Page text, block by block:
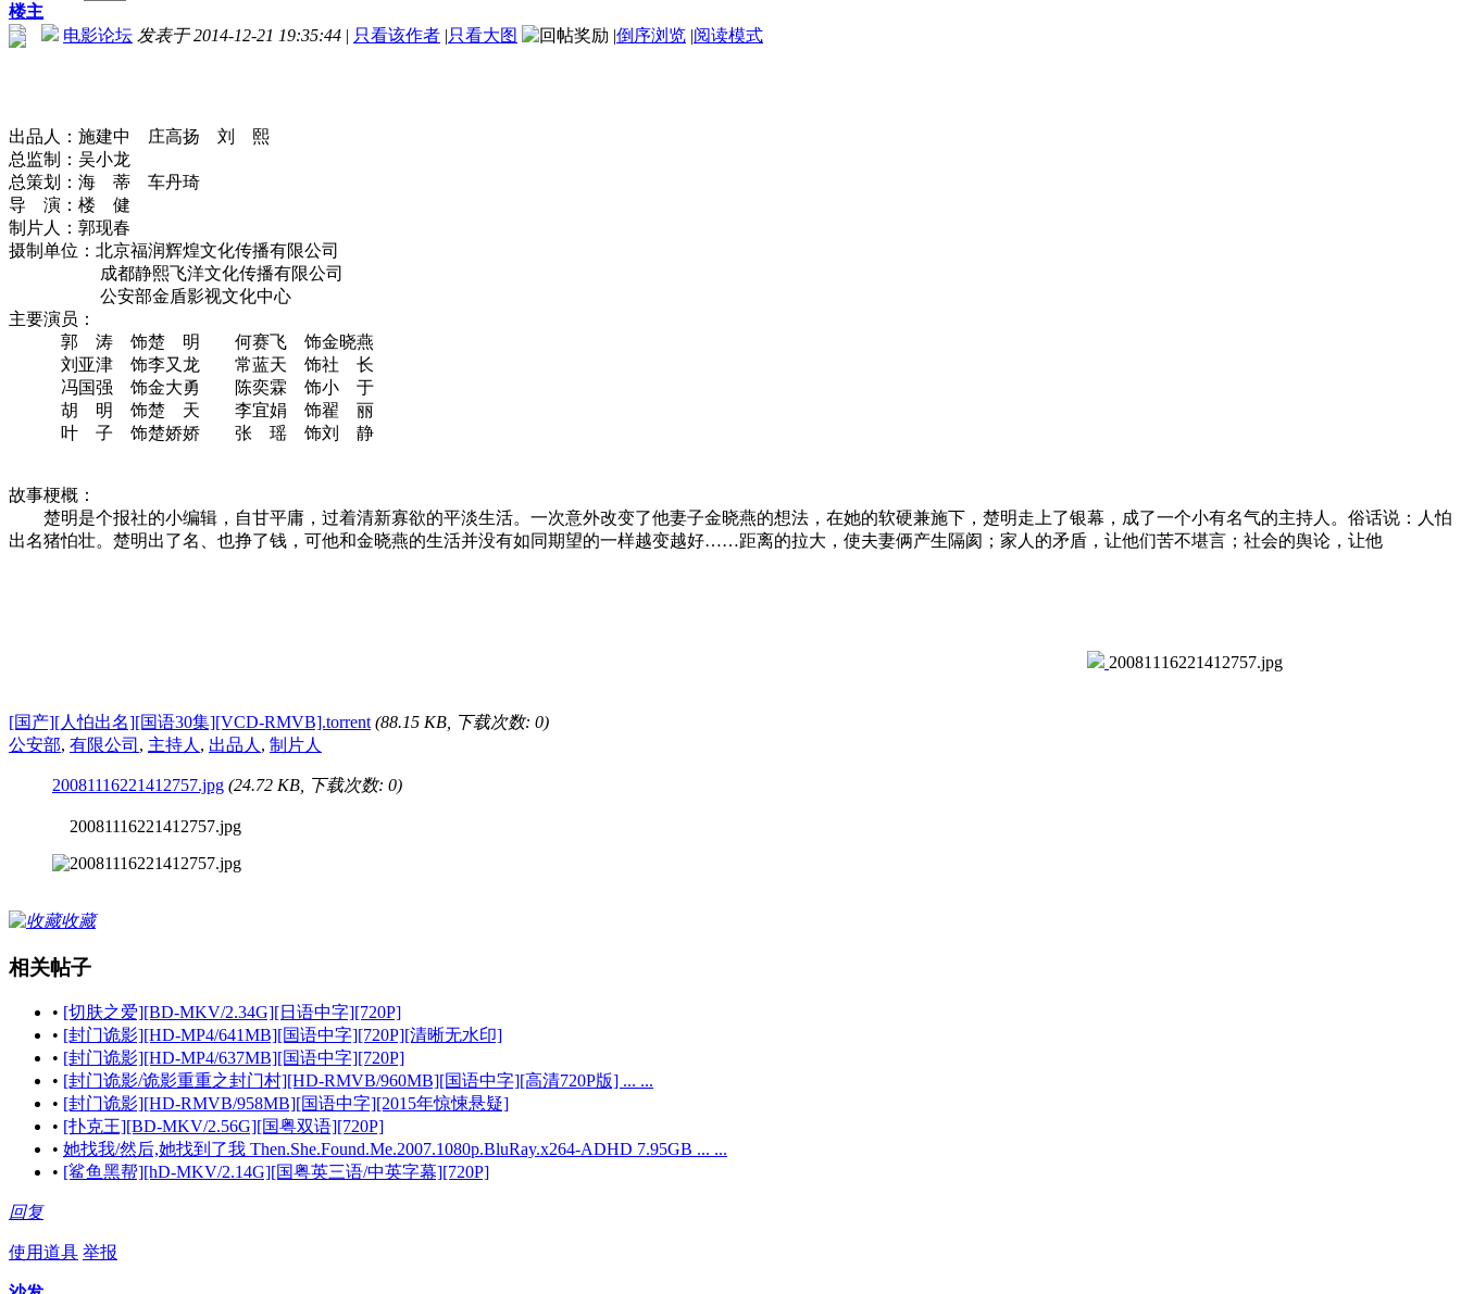
楼主
电影论坛 发表于 2014-12-21 19:35:44 | 只看该作者 |只看大图 |倒序浏览 |阅读模式
出品人：施建中 庄高扬 刘 熙
总监制：吴小龙
总策划：海 蒂 车丹琦
导 演：楼 健
制片人：郭现春
摄制单位：北京福润辉煌文化传播有限公司
成都静熙飞洋文化传播有限公司
公安部金盾影视文化中心
主要演员：
郭 涛 饰楚 明 何赛飞 饰金晓燕
刘亚津 饰李又龙 常蓝天 饰社 长
冯国强 饰金大勇 陈奕霖 饰小 于
胡 明 饰楚 天 李宜娟 饰翟 丽
叶 子 饰楚娇娇 张 瑶 饰刘 静
故事梗概：
楚明是个报社的小编辑，自甘平庸，过着清新寡欲的平淡生活。一次意外改变了他妻子金晓燕的想法，在她的软硬兼施下，楚明走上了银幕，成了一个小有名气的主持人。俗话说：人怕
出名猪怕壮。楚明出了名、也挣了钱，可他和金晓燕的生活并没有如同期望的一样越变越好……距离的拉大，使夫妻俩产生隔阂；家人的矛盾，让他们苦不堪言；社会的舆论，让他
20081116221412757.jpg
[国产][人怕出名][国语30集][VCD-RMVB].torrent (88.15 KB, 下载次数: 0)
公安部, 有限公司 , 主持人 , 出品人 , 制片人
20081116221412757.jpg (24.72 KB, 下载次数: 0)
20081116221412757.jpg
收藏
相关帖子
• [切肤之爱][BD-MKV/2.34G][日语中字][720P]
• [封门诡影][HD-MP4/641MB][国语中字][720P][清晰无水印]
• [封门诡影][HD-MP4/637MB][国语中字][720P]
• [封门诡影/诡影重重之封门村][HD-RMVB/960MB][国语中字][高清720P版] ... ...
• [封门诡影][HD-RMVB/958MB][国语中字][2015年惊悚悬疑]
• [扑克王][BD-MKV/2.56G][国粤双语][720P]
• 她找我/然后,她找到了我 Then.She.Found.Me.2007.1080p.BluRay.x264-ADHD 7.95GB ... ...
• [鲨鱼黑帮][hD-MKV/2.14G][国粤英三语/中英字幕][720P]
回复
使用道具 举报